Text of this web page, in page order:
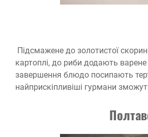
Підсмажене до золотистої
картоплі, до риби додають
завершення блюдо посипають
найприскіпливіші гурмани